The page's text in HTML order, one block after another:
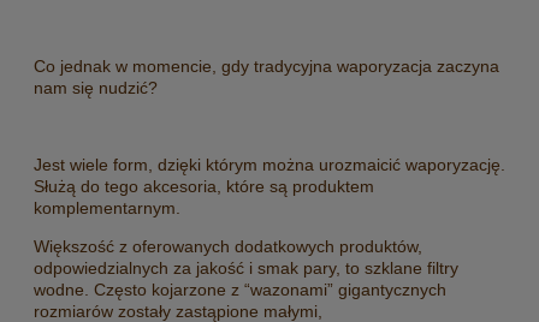
Co jednak w momencie, gdy tradycyjna waporyzacja zaczyna
nam się nudzić?
Jest wiele form, dzięki którym można urozmaicić waporyzację.
Służą do tego akcesoria, które są produktem
komplementarnym.
Większość z oferowanych dodatkowych produktów,
odpowiedzialnych za jakość i smak pary, to szklane filtry
wodne. Często kojarzone z “wazonami” gigantycznych
rozmiarów zostały zastąpione małymi,